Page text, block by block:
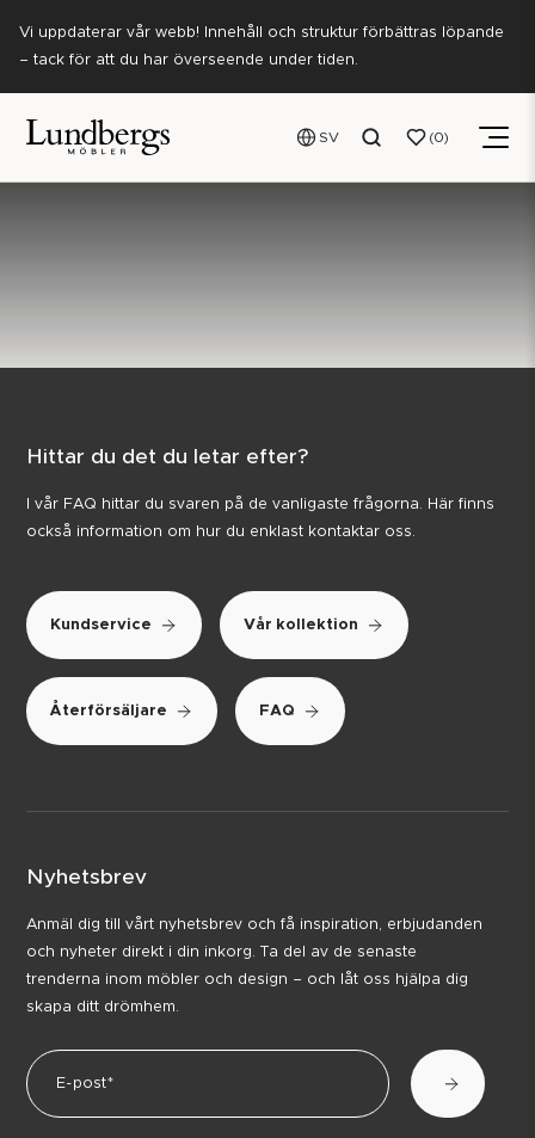
Vi uppdaterar vår webb! Innehåll och struktur förbättras löpande
– tack för att du har överseende under tiden.
SV 0
Hittar du det du letar efter?
I vår FAQ hittar du svaren på de vanligaste frågorna. Här finns
också information om hur du enklast kontaktar oss.
Kundservice Vår kollektion
Återförsäljare FAQ
Nyhetsbrev
Anmäl dig till vårt nyhetsbrev och få inspiration, erbjudanden
och nyheter direkt i din inkorg. Ta del av de senaste
trenderna inom möbler och design – och låt oss hjälpa dig
skapa ditt drömhem.